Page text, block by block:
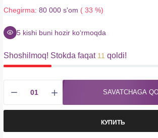
Chegirma: 80 000 s'om ( 33 %)
5 kishi buni hozir koʻrmoqda
Shoshilmoq! Stokda faqat 11 qoldi!
SAVATCHAGA
КУПИТЬ